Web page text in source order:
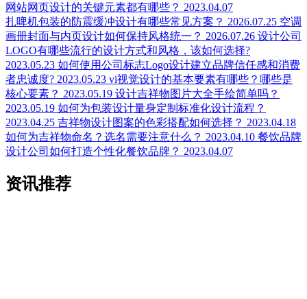
网站网页设计的关键元素都有哪些？ 2023.04.07
扎啤机包装的防震缓冲设计有哪些常见方案？ 2026.07.25 空调
画册封面与内页设计如何保持风格统一？ 2026.07.26 设计公司
LOGO有哪些流行的设计方式和风格，该如何选择?
2023.05.23 如何使用公司标志Logo设计建立品牌信任感和消费
者忠诚度? 2023.05.23 vi视觉设计的基本要素有哪些？哪些是
核心要素？ 2023.05.19 设计吉祥物图片大全手绘简单吗？
2023.05.19 如何为包装设计量身定制标准化设计流程？
2023.04.25 吉祥物设计图案的色彩搭配如何选择？ 2023.04.18
如何为吉祥物命名？选名需要注意什么？ 2023.04.10 餐饮品牌
设计公司如何打造个性化餐饮品牌？ 2023.04.07
资讯推荐